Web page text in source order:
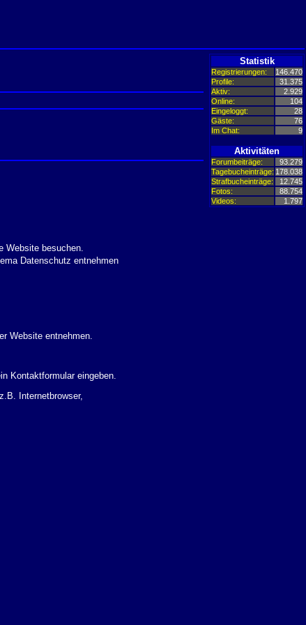
Website besuchen.
Datenschutz entnehmen
Website entnehmen.
Kontaktformular eingeben.
Internetbrowser,
Statistik
Registrierungen:
146.470
Profile:
31.375
Aktiv:
2.929
Online:
104
Eingeloggt:
28
Gäste:
76
Im Chat:
9
Aktivitäten
Forumbeiträge:
93.279
Tagebucheinträge: 178.038
Strafbucheinträge:
12.745
Fotos:
88.754
Videos:
1.797